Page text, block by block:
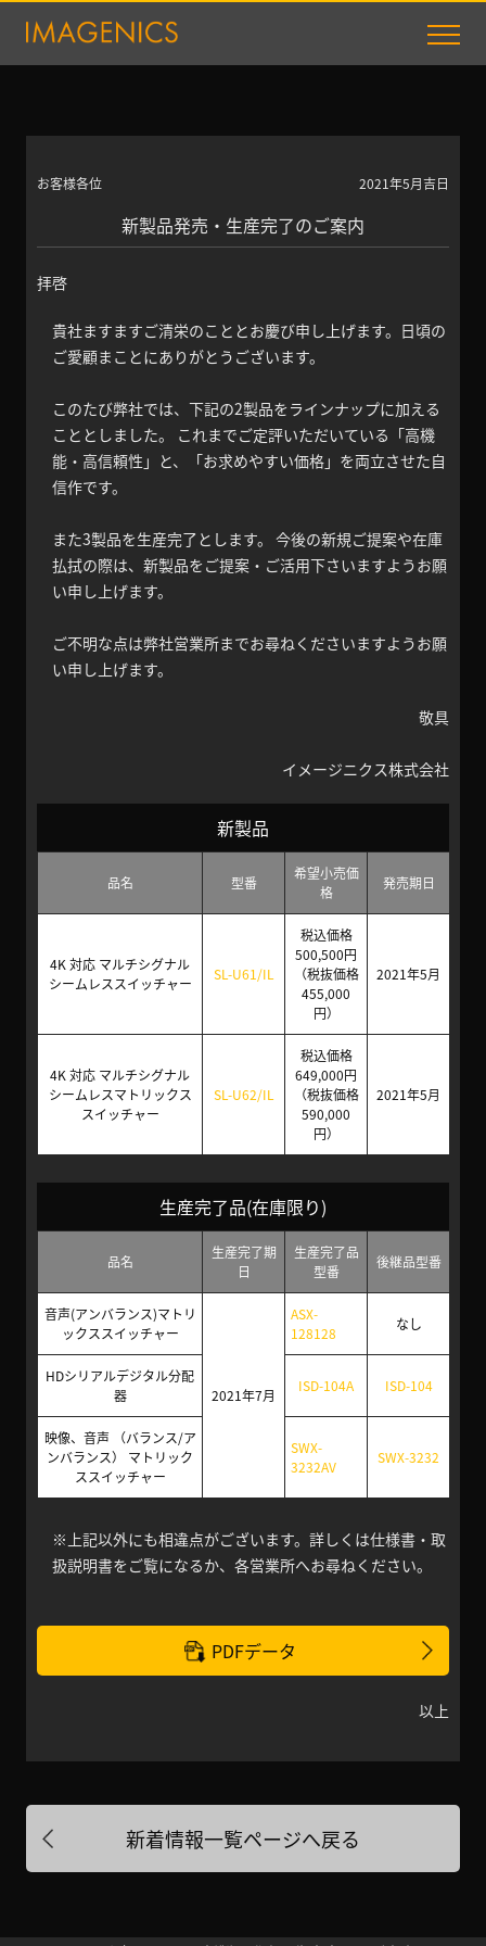
お客様各位 2021年5月吉日
新製品発売・生産完了のご案内
拝啓
貴社ますますご清栄のこととお慶び申し上げます。日頃の
ご愛顧まことにありがとうございます。
このたび弊社では、下記の2製品をラインナップに加える
こととしました。 これまでご定評いただいている「高機
能・高信頼性」と、「お求めやすい価格」を両立させた自
信作です。
また3製品を生産完了とします。 今後の新規ご提案や在庫
払拭の際は、新製品をご提案・ご活用下さいますようお願
い申し上げます。
ご不明な点は弊社営業所までお尋ねくださいますようお願
い申し上げます。
敬具
イメージニクス株式会社
新製品
品名 型番
希望小売価
格
発売期日
4K 対応 マルチシグナル
シームレススイッチャー
SL-U61/IL
税込価格
500,500円
（税抜価格
455,000
円）
2021年5月
4K 対応 マルチシグナル
シームレスマトリックス
スイッチャー
SL-U62/IL
税込価格
649,000円
（税抜価格
590,000
円）
2021年5月
生産完了品(在庫限り)
品名
生産完了期
日
生産完了品
型番
後継品型番
音声(アンバランス)マトリ
ックススイッチャー
2021年7月
ASX-
128128
なし
HDシリアルデジタル分配
器
ISD-104A ISD-104
映像、音声 （バランス/ア
ンバランス） マトリック
ススイッチャー
SWX-
3232AV
SWX-3232
※上記以外にも相違点がございます。詳しくは仕様書・取
扱説明書をご覧になるか、各営業所へお尋ねください。
PDFデータ
以上
新着情報一覧ページへ戻る